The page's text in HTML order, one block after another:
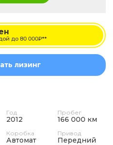
до 80 000₽**
лизинг
Год
2012
Пробег
166 000 км
Коробка
Автомат
Привод
Передний